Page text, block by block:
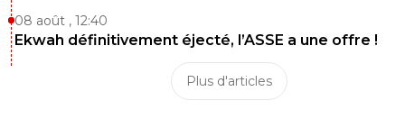
08 août , 12:40
Ekwah définitivement éjecté, l’ASSE a une offre !
Plus d'articles